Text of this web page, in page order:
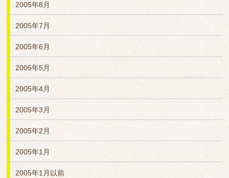
2005年8月
2005年7月
2005年6月
2005年5月
2005年4月
2005年3月
2005年2月
2005年1月
2005年1月以前